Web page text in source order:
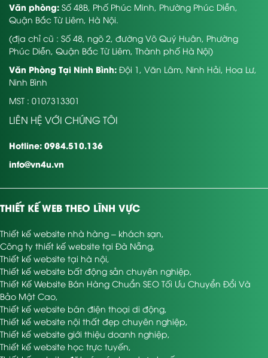
Văn phòng: Số 48B, Phố Phúc Minh, Phường Phúc Diễn,
Quận Bắc Từ Liêm, Hà Nội.
(địa chỉ cũ : Số 48, ngõ 2, đường Võ Quý Huân, Phường
Phúc Diễn, Quận Bắc Từ Liêm, Thành phố Hà Nội)
Văn Phòng Tại Ninh Bình: Đội 1, Văn Lâm, Ninh Hải, Hoa Lư,
Ninh Bình
MST : 0107313301
LIÊN HỆ VỚI CHÚNG TÔI
Hotline: 0984.510.136
info@vn4u.vn
THIẾT KẾ WEB THEO LĨNH VỰC
Thiết kế website nhà hàng – khách sạn,
Công ty thiết kế website tại Đà Nẵng,
Thiết kế website tại hà nội,
Thiết kế website bất động sản chuyên nghiệp,
Thiết Kế Website Bán Hàng Chuẩn SEO Tối Ưu Chuyển Đổi Và
Bảo Mật Cao,
Thiết kế website bán điện thoại di động,
Thiết kế website nội thất đẹp chuyên nghiệp,
Thiết kế website giới thiệu doanh nghiệp,
Thiết kế website học trực tuyến,